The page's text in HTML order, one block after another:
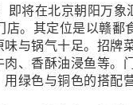
即将在北京朝阳万象
店。其定位是以赣鄱
与锅气十足。招牌
、香酥油浸鱼等。
绿色与铜色的搭配